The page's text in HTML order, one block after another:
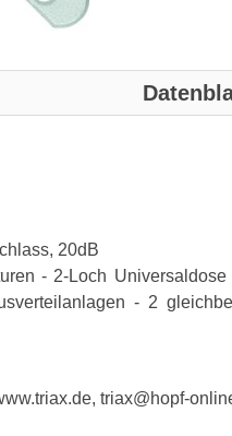
20dB
- 2-Loch
- 2
triax@hopf-